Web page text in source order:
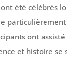
ont été célébrés
ont assisté
et histoire se